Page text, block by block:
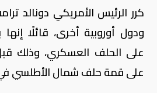
كرر الرئيس الأمريكي دونالد
ودول أوروبية أخرى، قائلًا إنها
على الحلف العسكري، وذلك
على قمة حلف شمال الأطلسي